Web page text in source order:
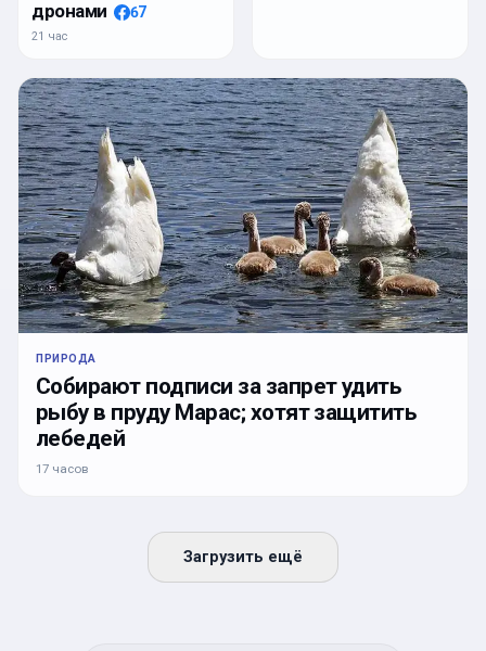
дронами
67
21 час
ПРИРОДА
Собирают подписи за запрет удить
рыбу в пруду Марас; хотят защитить
лебедей
17 часов
Загрузить ещё